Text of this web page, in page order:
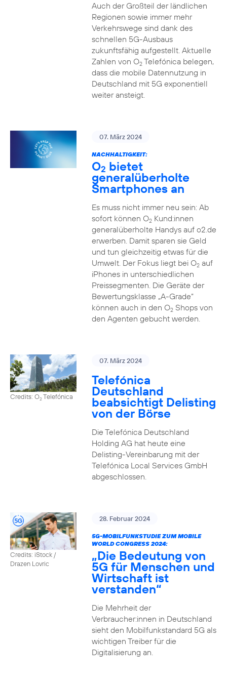
Auch der Großteil der ländlichen
Regionen sowie immer mehr
Verkehrswege sind dank des
schnellen 5G-Ausbaus
zukunftsfähig aufgestellt. Aktuelle
Zahlen von O2Telefónica belegen,
dass die mobile Datennutzung in
Deutschland mit 5G exponentiell
weiter ansteigt.
07. März 2024
NACHHALTIGKEIT:
O2 bietet
generalüberholte
Smartphones an
Es muss nicht immer neu sein: Ab
sofort können O2Kund:innen
generalüberholte Handys auf o2.de
erwerben. Damit sparen sie Geld
und tun gleichzeitig etwas für die
Umwelt. Der Fokus liegt bei O2auf
iPhones in unterschiedlichen
Preissegmenten. Die Geräte der
Bewertungsklasse „A-Grade“
können auch in den O2Shops von
den Agenten gebucht werden.
Credits: O2Telefónica
07. März 2024
Telefónica
Deutschland
beabsichtigt Delisting
von der Börse
Die Telefónica Deutschland
Holding AG hat heute eine
Delisting-Vereinbarung mit der
Telefónica Local Services GmbH
abgeschlossen.
Credits: iStock /
Drazen Lovric
28. Februar 2024
5G-MOBILFUNKSTUDIE ZUM MOBILE
WORLD CONGRESS 2024:
„Die Bedeutung von
5G für Menschen und
Wirtschaft ist
verstanden“
Die Mehrheit der
Verbraucher:innen in Deutschland
sieht den Mobilfunkstandard 5G als
wichtigen Treiber für die
Digitalisierung an.